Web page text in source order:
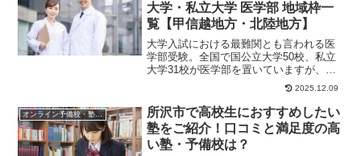
大学・私立大学 医学部 地域枠一
覧【甲信越地方・北陸地方】
大学入試における最難関とも言われる医
学部受験。全国で国公立大学50校、私立
大学31校が医学部を置いていますが、い
ずれの大学も入ることは簡単ではありま
2025.12.09
オンライン予備校・塾の活用法
所沢市で高校生におすすめしたい
塾をご紹介！口コミと満足度の高
い塾・予備校は？